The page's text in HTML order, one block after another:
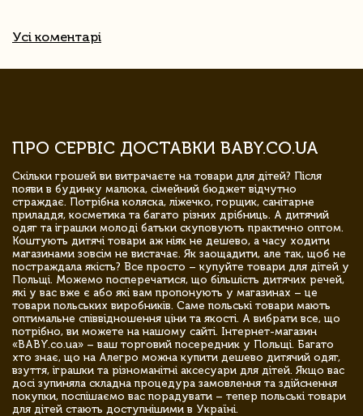
Усі коментарі
ПРО СЕРВІС ДОСТАВКИ BABY.CO.UA
Скільки грошей ви витрачаєте на товари для дітей? Після
появи в будинку малюка, сімейний бюджет відчутно
страждає. Потрібна коляска, ліжечко, горщик, санітарне
приладдя, косметика та багато різних дрібниць. А дитячий
одяг та іграшки молоді батьки скуповують практично оптом.
Коштують дитячі товари аж ніяк не дешево, а часу ходити
магазинами зовсім не вистачає. Як заощадити, але так, щоб не
постраждала якість? Все просто – купуйте товари для дітей у
Польщі. Можемо посперечатися, що більшість дитячих речей,
які у вас вже є або які вам пропонують у магазинах – це
товари польських виробників. Саме польські товари мають
оптимальне співвідношення ціни та якості. А вибрати все, що
потрібно, ви можете на нашому сайті. Інтернет-магазин
«BABY.co.ua» – ваш торговий посередник у Польщі. Багато
хто знає, що на Алегро можна купити дешево дитячий одяг,
взуття, іграшки та різноманітні аксесуари для дітей. Якщо вас
досі зупиняла складна процедура замовлення та здійснення
покупки, поспішаємо вас порадувати – тепер польські товари
для дітей стають доступнішими в Україні.